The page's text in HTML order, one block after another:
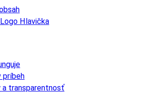
príbeh
a transparentnosť